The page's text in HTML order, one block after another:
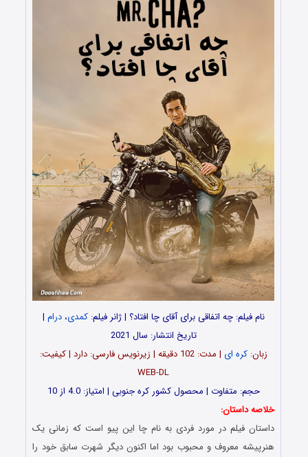
نام فیلم: چه اتفاقی برای آقای چا افتاد؟ | ژانر فیلم:کمدی،درام |
تاریخ انتشار: سال 2021
زبان:کره ای
| مدت: 102 دقیقه | زیرنویس فارسی: دارد | کیفیت:
WEB-DL
حجم: متفاوت | محصول کشور کره جنوبی | امتیاز: 4.0 از 10
خلاصه داستان:
داستان فیلم در مورد فردی به نام چا این پیو است که زمانی یک
هنرپیشه معروف و محبوب بود اما اکنون دیگر شهرت سابق خود را